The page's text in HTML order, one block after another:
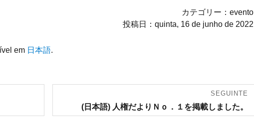
カテゴリー：evento
投稿日：quinta, 16 de junho de 2022
em 日本語.
SEGUINTE
seguinte:
(日本語) 人権だよりＮｏ．１を掲載しました。